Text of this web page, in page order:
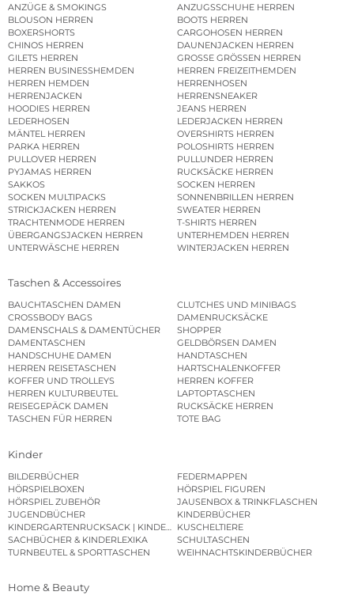
ANZÜGE & SMOKINGS
ANZUGSSCHUHE HERREN
BLOUSON HERREN
BOOTS HERREN
BOXERSHORTS
CARGOHOSEN HERREN
CHINOS HERREN
DAUNENJACKEN HERREN
GILETS HERREN
GROSSE GRÖSSEN HERREN
HERREN BUSINESSHEMDEN
HERREN FREIZEITHEMDEN
HERREN HEMDEN
HERRENHOSEN
HERRENJACKEN
HERRENSNEAKER
HOODIES HERREN
JEANS HERREN
LEDERHOSEN
LEDERJACKEN HERREN
MÄNTEL HERREN
OVERSHIRTS HERREN
PARKA HERREN
POLOSHIRTS HERREN
PULLOVER HERREN
PULLUNDER HERREN
PYJAMAS HERREN
RUCKSÄCKE HERREN
SAKKOS
SOCKEN HERREN
SOCKEN MULTIPACKS
SONNENBRILLEN HERREN
STRICKJACKEN HERREN
SWEATER HERREN
TRACHTENMODE HERREN
T-SHIRTS HERREN
ÜBERGANGSJACKEN HERREN
UNTERHEMDEN HERREN
UNTERWÄSCHE HERREN
WINTERJACKEN HERREN
Taschen & Accessoires
BAUCHTASCHEN DAMEN
CLUTCHES UND MINIBAGS
CROSSBODY BAGS
DAMENRUCKSÄCKE
DAMENSCHALS & DAMENTÜCHER
SHOPPER
DAMENTASCHEN
GELDBÖRSEN DAMEN
HANDSCHUHE DAMEN
HANDTASCHEN
HERREN REISETASCHEN
HARTSCHALENKOFFER
KOFFER UND TROLLEYS
HERREN KOFFER
HERREN KULTURBEUTEL
LAPTOPTASCHEN
REISEGEPÄCK DAMEN
RUCKSÄCKE HERREN
TASCHEN FÜR HERREN
TOTE BAG
Kinder
BILDERBÜCHER
FEDERMAPPEN
HÖRSPIELBOXEN
HÖRSPIEL FIGUREN
HÖRSPIEL ZUBEHÖR
JAUSENBOX & TRINKFLASCHEN
JUGENDBÜCHER
KINDERBÜCHER
KINDERGARTENRUCKSACK | KINDERGARTENBEUTEL
KUSCHELTIERE
SACHBÜCHER & KINDERLEXIKA
SCHULTASCHEN
TURNBEUTEL & SPORTTASCHEN
WEIHNACHTSKINDERBÜCHER
Home & Beauty